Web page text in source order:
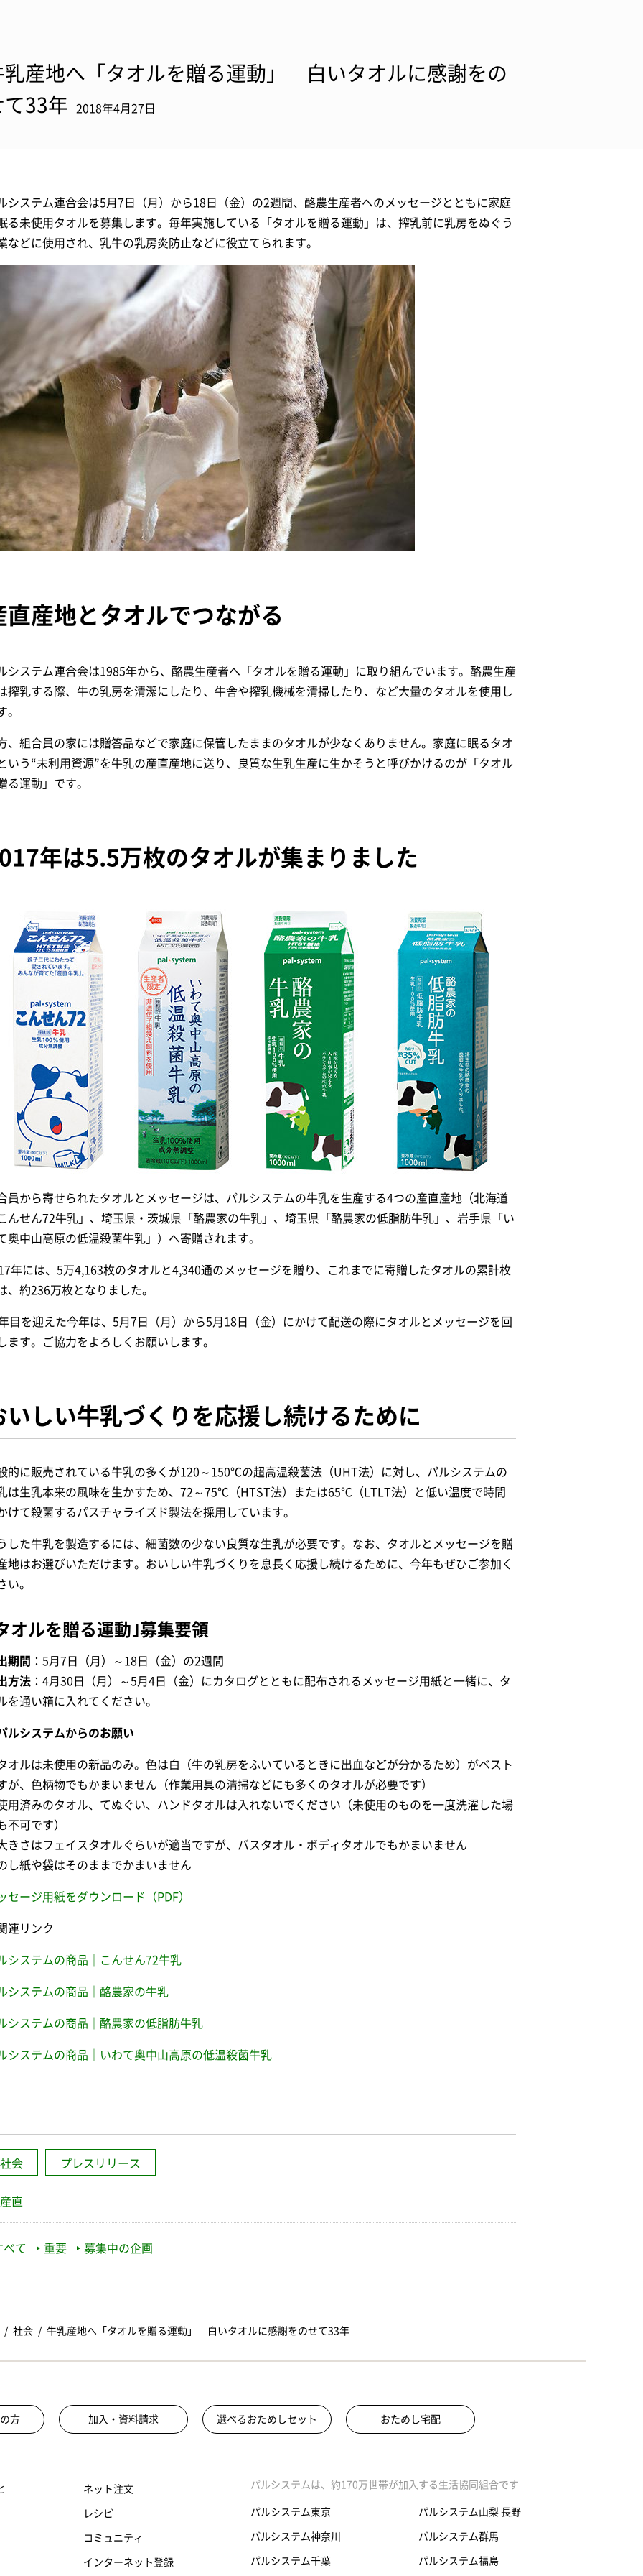
乳産地へ「タオルを贈る運動」 白いタオルに感謝をの
て33年
2018年4月27日
システム連合会は5月7日（月）から18日（金）の2週間、酪農生産者へのメッセージとともに家庭
る未使用タオルを募集します。毎年実施している「タオルを贈る運動」は、搾乳前に乳房をぬぐう
などに使用され、乳牛の乳房炎防止などに役立てられます。
直産地とタオルでつながる
システム連合会は1985年から、酪農生産者へ「タオルを贈る運動」に取り組んでいます。酪農生産
搾乳する際、牛の乳房を清潔にしたり、牛舎や搾乳機械を清掃したり、など大量のタオルを使用し
。
、組合員の家には贈答品などで家庭に保管したままのタオルが少なくありません。家庭に眠るタオ
いう“未利用資源”を牛乳の産直産地に送り、良質な生乳生産に生かそうと呼びかけるのが「タオル
る運動」です。
年は5.5万枚のタオルが集まりました
員から寄せられたタオルとメッセージは、パルシステムの牛乳を生産する4つの産直産地（北海道
こんせん72牛乳」、埼玉県・茨城県「酪農家の牛乳」、埼玉県「酪農家の低脂肪牛乳」、岩手県「い
奥中山高原の低温殺菌牛乳」）へ寄贈されます。
年には、5万4,163枚のタオルと4,340通のメッセージを贈り、これまでに寄贈したタオルの累計枚
、約236万枚となりました。
目を迎えた今年は、5月7日（月）から5月18日（金）にかけて配送の際にタオルとメッセージを回
ます。ご協力をよろしくお願いします。
いしい牛乳づくりを応援し続けるために
的に販売されている牛乳の多くが120～150℃の超高温殺菌法（UHT法）に対し、パルシステムの
は生乳本来の風味を生かすため、72～75℃（HTST法）または65℃（LTLT法）と低い温度で時間
けて殺菌するパスチャライズド製法を採用しています。
した牛乳を製造するには、細菌数の少ない良質な生乳が必要です。なお、タオルとメッセージを贈
地はお選びいただけます。おいしい牛乳づくりを息長く応援し続けるために、今年もぜひご参加く
い。
オルを贈る運動｣募集要領
期間
：5月7日（月）～18日（金）の2週間
方法 ：4月30日（月）～5月4日（金）にカタログとともに配布されるメッセージ用紙と一緒に、タ
を通い箱に入れてください。
ルシステムからのお願い
オルは未使用の新品のみ。色は白（牛の乳房をふいているときに出血などが分かるため）がベスト
が、色柄物でもかまいません（作業用具の清掃などにも多くのタオルが必要です）
用済みのタオル、てぬぐい、ハンドタオルは入れないでください（未使用のものを一度洗濯した場
不可です）
きさはフェイスタオルぐらいが適当ですが、バスタオル・ボディタオルでもかまいません
し紙や袋はそのままでかまいません
セージ用紙をダウンロード（PDF）
連リンク
システムの商品｜こんせん72牛乳
システムの商品｜酪農家の牛乳
システムの商品｜酪農家の低脂肪牛乳
システムの商品｜いわて奥中山高原の低温殺菌牛乳
社会 プレスリリース
産直
べて 重要 募集中の企画
社会 牛乳産地へ「タオルを贈る運動」 白いタオルに感謝をのせて33年
方 加入・資料請求 選べるおためしセット おためし宅配
ネット注文
レシピ
コミュニティ
インターネット登録
パルシステムは、約170万世帯が加入する生活協同組合です
パルシステム東京
パルシステム神奈川
パルシステム千葉
パルシステム山梨 長野
パルシステム群馬
パルシステム福島